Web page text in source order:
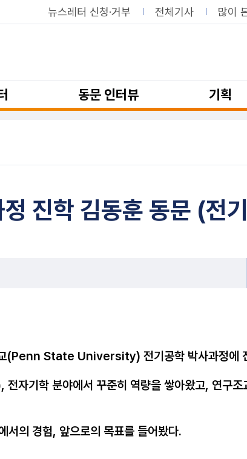
뉴스레터 신청·거부 전체기사 많이
동문 인터뷰 기획
진학 김동훈 동문 (전
교(Penn State University) 전기공학 박사과정에
기학 분야에서 꾸준히 역량을 쌓아왔고, 연구조
서의 경험, 앞으로의 목표를 들어봤다.